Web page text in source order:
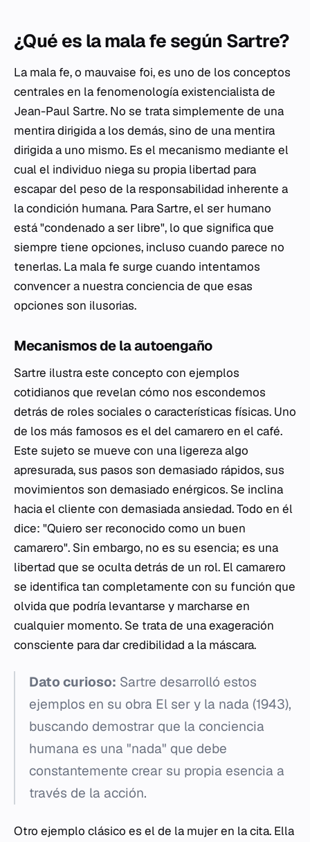
¿Qué es la mala fe según Sartre?
La mala fe, o mauvaise foi, es uno de los conceptos
centrales en la fenomenología existencialista de
Jean-Paul Sartre. No se trata simplemente de una
mentira dirigida a los demás, sino de una mentira
dirigida a uno mismo. Es el mecanismo mediante el
cual el individuo niega su propia libertad para
escapar del peso de la responsabilidad inherente a
la condición humana. Para Sartre, el ser humano
está "condenado a ser libre", lo que significa que
siempre tiene opciones, incluso cuando parece no
tenerlas. La mala fe surge cuando intentamos
convencer a nuestra conciencia de que esas
opciones son ilusorias.
Mecanismos de la autoengaño
Sartre ilustra este concepto con ejemplos
cotidianos que revelan cómo nos escondemos
detrás de roles sociales o características físicas. Uno
de los más famosos es el del camarero en el café.
Este sujeto se mueve con una ligereza algo
apresurada, sus pasos son demasiado rápidos, sus
movimientos son demasiado enérgicos. Se inclina
hacia el cliente con demasiada ansiedad. Todo en él
dice: "Quiero ser reconocido como un buen
camarero". Sin embargo, no es su esencia; es una
libertad que se oculta detrás de un rol. El camarero
se identifica tan completamente con su función que
olvida que podría levantarse y marcharse en
cualquier momento. Se trata de una exageración
consciente para dar credibilidad a la máscara.
Dato curioso: Sartre desarrolló estos
ejemplos en su obra El ser y la nada (1943),
buscando demostrar que la conciencia
humana es una "nada" que debe
constantemente crear su propia esencia a
través de la acción.
Otro ejemplo clásico es el de la mujer en la cita. Ella